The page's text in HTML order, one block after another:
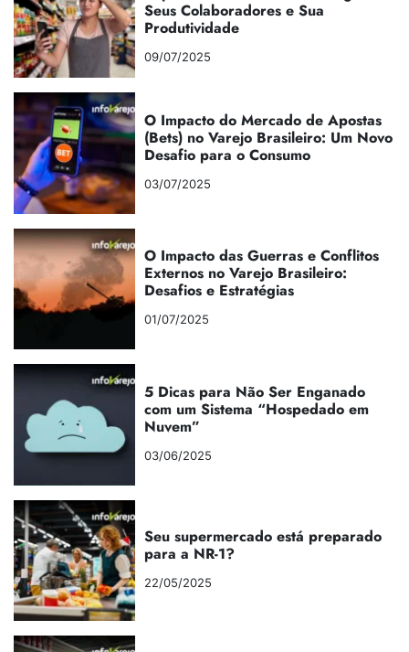
Seus Colaboradores e Sua
Produtividade
09/07/2025
O Impacto do Mercado de Apostas
(Bets) no Varejo Brasileiro: Um Novo
Desafio para o Consumo
03/07/2025
O Impacto das Guerras e Conflitos
Externos no Varejo Brasileiro:
Desafios e Estratégias
01/07/2025
5 Dicas para Não Ser Enganado
com um Sistema “Hospedado em
Nuvem”
03/06/2025
Seu supermercado está preparado
para a NR-1?
22/05/2025